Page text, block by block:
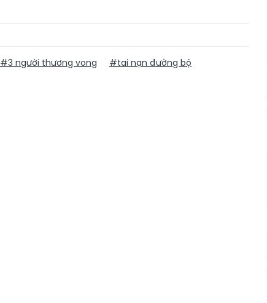
#3 người thương vong
#tai nạn đường bộ